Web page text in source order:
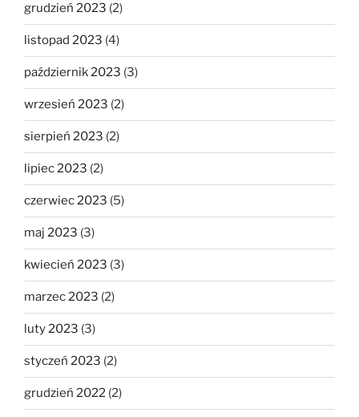
grudzień 2023 (2)
listopad 2023 (4)
październik 2023 (3)
wrzesień 2023 (2)
sierpień 2023 (2)
lipiec 2023 (2)
czerwiec 2023 (5)
maj 2023 (3)
kwiecień 2023 (3)
marzec 2023 (2)
luty 2023 (3)
styczeń 2023 (2)
grudzień 2022 (2)